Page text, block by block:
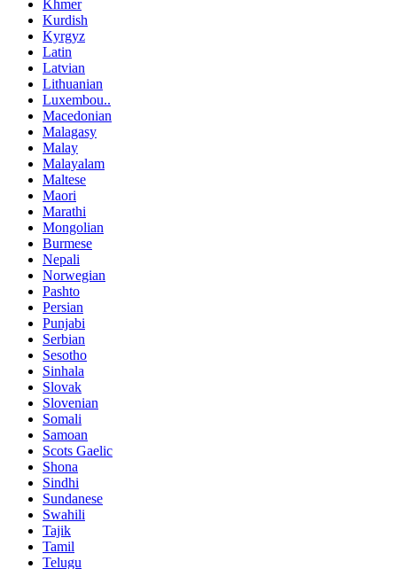
Khmer
Kurdish
Kyrgyz
Latin
Latvian
Lithuanian
Luxembou..
Macedonian
Malagasy
Malay
Malayalam
Maltese
Maori
Marathi
Mongolian
Burmese
Nepali
Norwegian
Pashto
Persian
Punjabi
Serbian
Sesotho
Sinhala
Slovak
Slovenian
Somali
Samoan
Scots Gaelic
Shona
Sindhi
Sundanese
Swahili
Tajik
Tamil
Telugu